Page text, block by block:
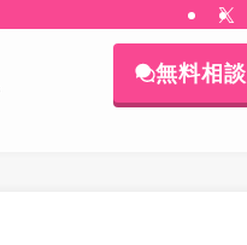
無料相談